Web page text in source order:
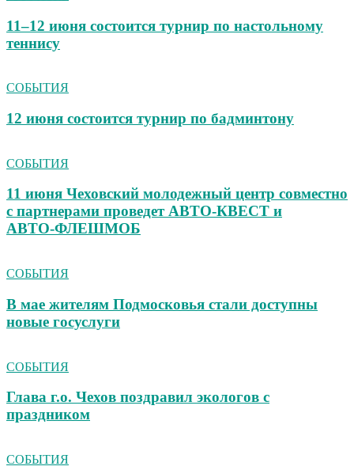
11–12 июня состоится турнир по настольному
теннису
СОБЫТИЯ
12 июня состоится турнир по бадминтону
СОБЫТИЯ
11 июня Чеховский молодежный центр совместно
с партнерами проведет АВТО‑КВЕСТ и
АВТО‑ФЛЕШМОБ
СОБЫТИЯ
В мае жителям Подмосковья стали доступны
новые госуслуги
СОБЫТИЯ
Глава г.о. Чехов поздравил экологов с
праздником
СОБЫТИЯ